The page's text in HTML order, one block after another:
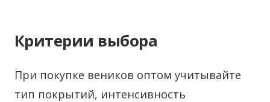
Критерии выбора
При покупке веников оптом учитывайте
тип покрытий, интенсивность